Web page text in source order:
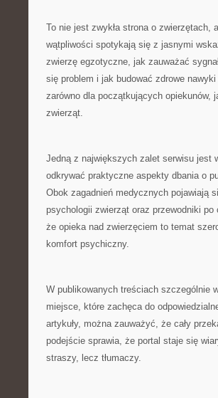
To nie jest zwykła strona o
wątpliwości spotykają się z jasnymi
zwierzę egzotyczne, jak zauważać
się problem i jak budować zdrowe
zarówno dla początkujących opiekunów,
zwierząt.
Jedną z największych zalet serwisu jest
odkrywać praktyczne aspekty dbania o
Obok zagadnień medycznych pojawiają
psychologii zwierząt oraz przewodniki
że opieka nad zwierzęciem to temat
komfort psychiczny.
W publikowanych treściach szczególnie
miejsce, które zachęca do
artykuły, można zauważyć, że cały
podejście sprawia, że portal staje się
straszy, lecz tłumaczy.